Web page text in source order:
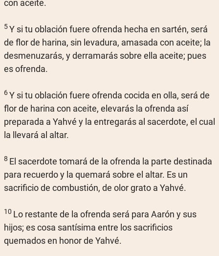
con aceite.
5Y si tu oblación fuere ofrenda hecha en sartén, será
de flor de harina, sin levadura, amasada con aceite; la
desmenuzarás, y derramarás sobre ella aceite; pues
es ofrenda.
6Y si tu oblación fuere ofrenda cocida en olla, será de
flor de harina con aceite, elevarás la ofrenda así
preparada a Yahvé y la entregarás al sacerdote, el cual
la llevará al altar.
8 El sacerdote tomará de la ofrenda la parte destinada
para recuerdo y la quemará sobre el altar. Es un
sacrificio de combustión, de olor grato a Yahvé.
10 Lo restante de la ofrenda será para Aarón y sus
hijos; es cosa santísima entre los sacrificios
quemados en honor de Yahvé.